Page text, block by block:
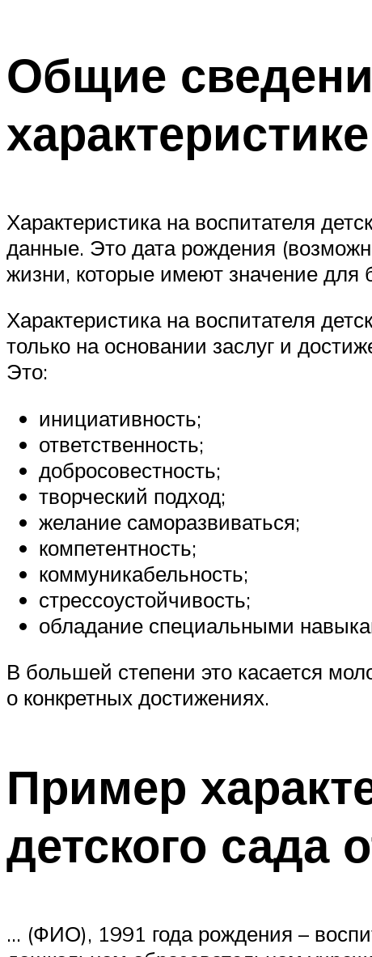
Общие
характеристике
Характеристика на воспитателя
данные. Это дата рождения
жизни, которые имеют значение для
Характеристика на воспитателя
только на основании заслуг и
Это:
инициативность;
ответственность;
добросовестность;
творческий подход;
желание саморазвиваться;
компетентность;
коммуникабельность;
стрессоустойчивость;
обладание специальными
В большей степени это касается
о конкретных достижениях.
Пример
детского сада
… (ФИО), 1991 года рождения –